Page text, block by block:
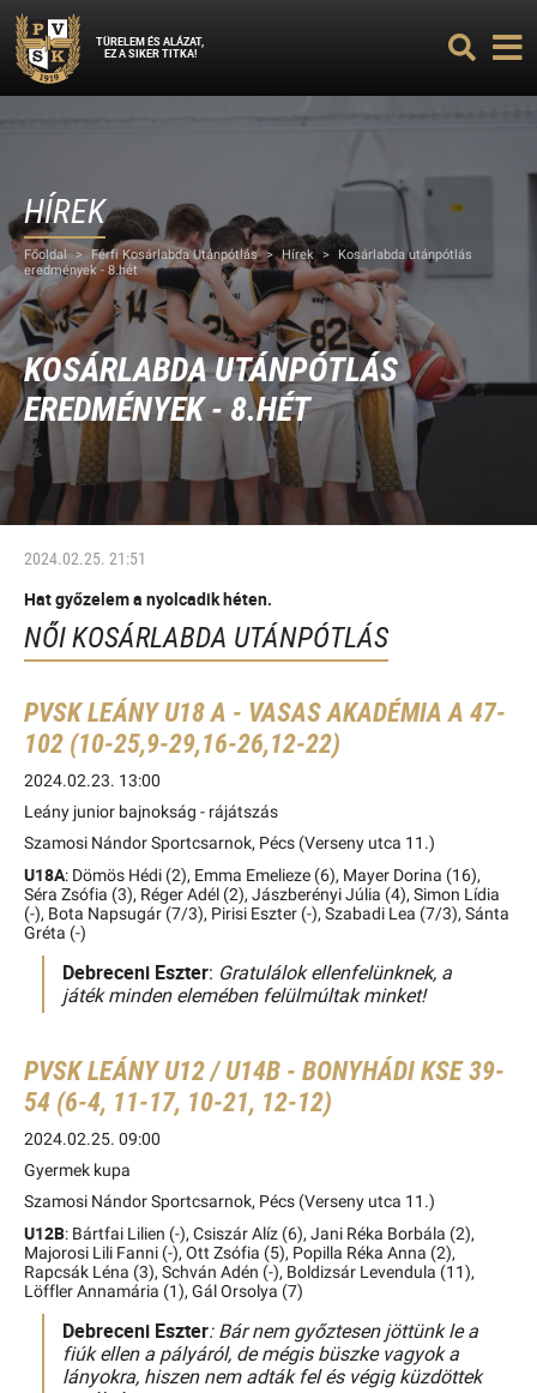
TÜRELEM ÉS ALÁZAT,
EZ A SIKER TITKA!
HÍREK
Főoldal > Férfi Kosárlabda Utánpótlás > Hírek >
Kosárlabda utánpótlás
eredmények - 8.hét
KOSÁRLABDA UTÁNPÓTLÁS
EREDMÉNYEK - 8.HÉT
2024.02.25. 21:51
Hat győzelem a nyolcadik héten.
NŐI KOSÁRLABDA UTÁNPÓTLÁS
PVSK LEÁNY U18 A - VASAS AKADÉMIA A 47-
102 (10-25,9-29,16-26,12-22)
2024.02.23. 13:00
Leány junior bajnokság - rájátszás
Szamosi Nándor Sportcsarnok, Pécs (Verseny utca 11.)
U18A: Dömös Hédi (2), Emma Emelieze (6), Mayer Dorina (16),
Séra Zsófia (3), Réger Adél (2), Jászberényi Júlia (4), Simon Lídia
(-), Bota Napsugár (7/3), Pirisi Eszter (-), Szabadi Lea (7/3), Sánta
Gréta (-)
Debreceni Eszter: Gratulálok ellenfelünknek, a
játék minden elemében felülmúltak minket!
PVSK LEÁNY U12 / U14B - BONYHÁDI KSE 39-
54 (6-4, 11-17, 10-21, 12-12)
2024.02.25. 09:00
Gyermek kupa
Szamosi Nándor Sportcsarnok, Pécs (Verseny utca 11.)
U12B: Bártfai Lilien (-), Csiszár Alíz (6), Jani Réka Borbála (2),
Majorosi Lili Fanni (-), Ott Zsófia (5), Popilla Réka Anna (2),
Rapcsák Léna (3), Schván Adén (-), Boldizsár Levendula (11),
Löffler Annamária (1), Gál Orsolya (7)
Debreceni Eszter: Bár nem győztesen jöttünk le a
fiúk ellen a pályáról, de mégis büszke vagyok a
lányokra, hiszen nem adták fel és végig küzdöttek